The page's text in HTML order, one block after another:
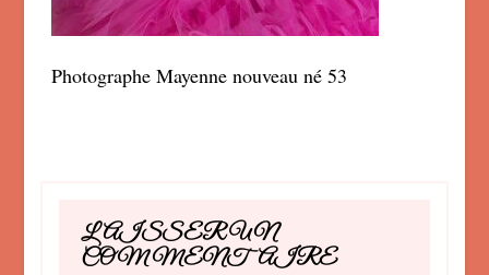
Photographe Mayenne nouveau né 53
LAISSER UN
COMMENTAIRE